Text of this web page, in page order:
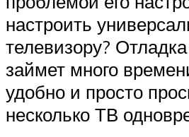
настроить
телевизору?
займет много
удобно и просто
несколько ТВ